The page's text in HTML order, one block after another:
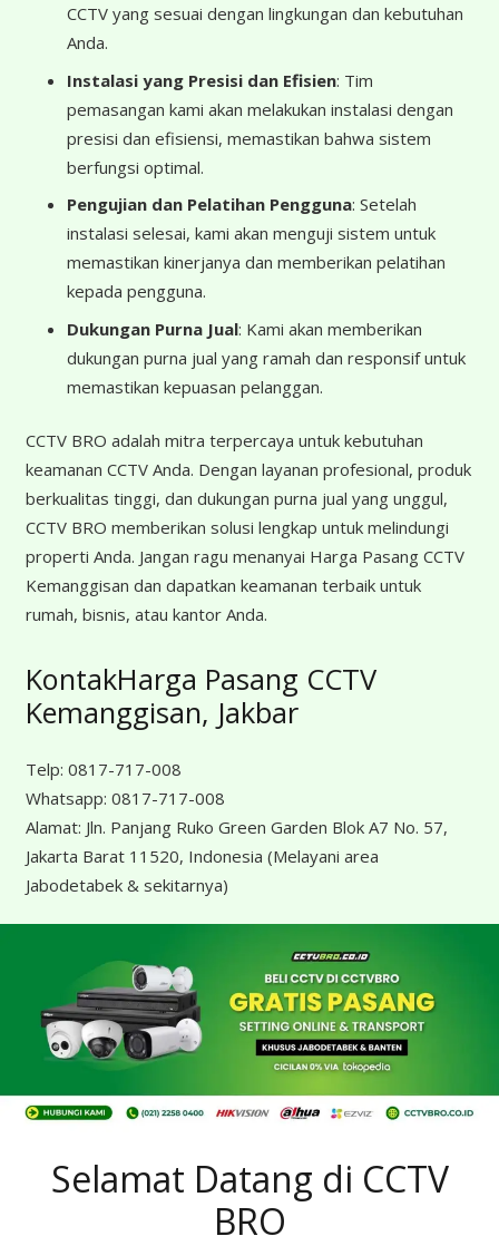
CCTV yang sesuai dengan lingkungan dan kebutuhan
Anda.
Instalasi yang Presisi dan Efisien: Tim
pemasangan kami akan melakukan instalasi dengan
presisi dan efisiensi, memastikan bahwa sistem
berfungsi optimal.
Pengujian dan Pelatihan Pengguna: Setelah
instalasi selesai, kami akan menguji sistem untuk
memastikan kinerjanya dan memberikan pelatihan
kepada pengguna.
Dukungan Purna Jual: Kami akan memberikan
dukungan purna jual yang ramah dan responsif untuk
memastikan kepuasan pelanggan.
CCTV BRO adalah mitra terpercaya untuk kebutuhan
keamanan CCTV Anda. Dengan layanan profesional, produk
berkualitas tinggi, dan dukungan purna jual yang unggul,
CCTV BRO memberikan solusi lengkap untuk melindungi
properti Anda. Jangan ragu menanyai Harga Pasang CCTV
Kemanggisan dan dapatkan keamanan terbaik untuk
rumah, bisnis, atau kantor Anda.
KontakHarga Pasang CCTV
Kemanggisan, Jakbar
Telp: 0817-717-008
Whatsapp: 0817-717-008
Alamat: Jln. Panjang Ruko Green Garden Blok A7 No. 57,
Jakarta Barat 11520, Indonesia (Melayani area
Jabodetabek & sekitarnya)
Selamat Datang di CCTV
BRO